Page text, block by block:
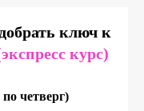
ключ к
курс)
четверг)